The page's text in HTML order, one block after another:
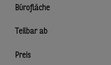
Bürofläche
Teilbar ab
Preis